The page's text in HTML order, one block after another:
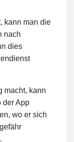
kann man die
nach
dies
macht, kann
der App
wo er sich